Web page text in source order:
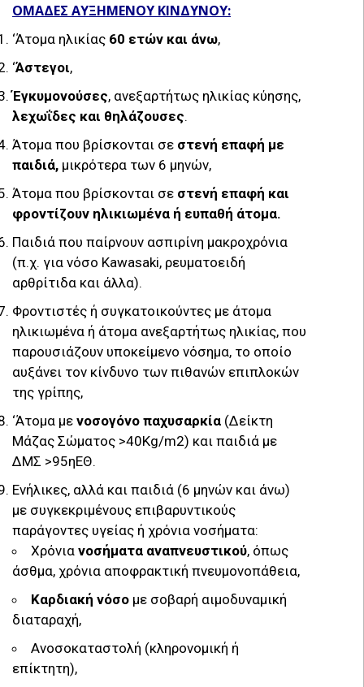
ΟΜΑΔΕΣ ΑΥΞΗΜΕΝΟΥ ΚΙΝΔΥΝΟΥ:
‘Άτομα ηλικίας 60 ετών και άνω,
‘Άστεγοι,
Έγκυμονούσες, ανεξαρτήτως ηλικίας κύησης,
λεχωΐδες και θηλάζουσες.
Άτομα που βρίσκονται σε στενή επαφή με
παιδιά, μικρότερα των 6 μηνών,
Άτομα που βρίσκονται σε στενή επαφή και
φροντίζουν ηλικιωμένα ή ευπαθή άτομα.
Παιδιά που παίρνουν ασπιρίνη μακροχρόνια
(π.χ. για νόσο Kawasaki, ρευματοειδή
αρθρίτιδα και άλλα).
Φροντιστές ή συγκατοικούντες με άτομα
ηλικιωμένα ή άτομα ανεξαρτήτως ηλικίας, που
παρουσιάζουν υποκείμενο νόσημα, το οποίο
αυξάνει τον κίνδυνο των πιθανών επιπλοκών
της γρίπης,
‘Άτομα με νοσογόνο παχυσαρκία (Δείκτη
Μάζας Σώματος >40Kg/m2) και παιδιά με
ΔΜΣ >95ηΕΘ.
Ενήλικες, αλλά και παιδιά (6 μηνών και άνω)
με συγκεκριμένους επιβαρυντικούς
παράγοντες υγείας ή χρόνια νοσήματα:
Χρόνια νοσήματα αναπνευστικού, όπως
άσθμα, χρόνια αποφρακτική πνευμονοπάθεια,
Καρδιακή νόσο με σοβαρή αιμοδυναμική
διαταραχή,
Ανοσοκαταστολή (κληρονομική ή
επίκτητη),